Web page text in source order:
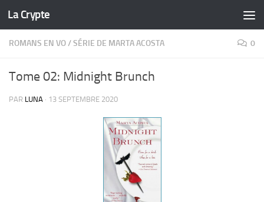
Skip to content
La Crypte
ROMANS EN VO/SÉRIE DE MARTA ACOSTA 0
Tome 02: Midnight Brunch
PAR LUNA · 13 SEPTEMBRE 2020